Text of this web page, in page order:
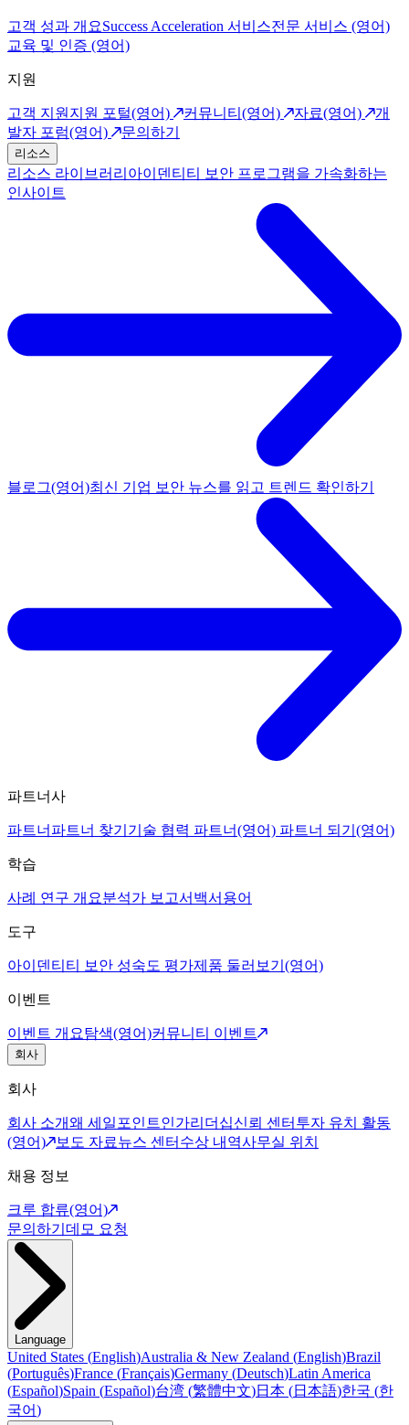
고객 성과 개요Success Acceleration 서비스전문 서비스 (영어)
교육 및 인증 (영어)
지원
고객 지원 지원 포털(영어) 커뮤니티(영어) 자료(영어)
개
발자 포럼(영어)
문의하기
리소스
리소스 라이브러리 아이덴티티 보안 프로그램을 가속화하는
인사이트
블로그(영어)최신 기업 보안 뉴스를 읽고 트렌드 확인하기
파트너사
파트너 파트너 찾기 기술 협력 파트너(영어) 파트너 되기(영어)
학습
사례 연구 개요분석가 보고서 백서 용어
도구
아이덴티티 보안 성숙도 평가제품 둘러보기(영어)
이벤트
이벤트 개요탐색(영어)커뮤니티 이벤트
회사
회사
회사 소개왜 세일포인트인가리더십신뢰 센터 투자 유치 활동
(영어)
보도 자료뉴스 센터 수상 내역사무실 위치
채용 정보
크루 합류(영어)
문의하기 데모 요청
Language
United States (English)Australia & New Zealand (English)Brazil
(Português)France (Français)Germany (Deutsch)Latin America
(Español)Spain (Español)台湾 (繁體中文)日本 (日本語)한국 (한
국어)